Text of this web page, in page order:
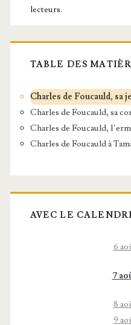
lecteurs.
TABLE DES
Charles de Foucauld, sa
Charles de Foucauld, sa
Charles de Foucauld,
Charles de Foucauld à
AVEC LE
6
7
8
9